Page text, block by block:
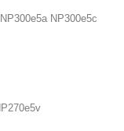
NP300e5c